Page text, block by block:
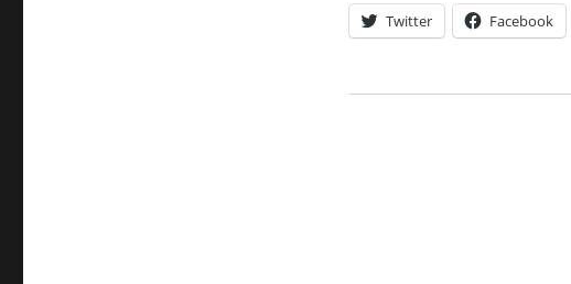
Twitter Facebook